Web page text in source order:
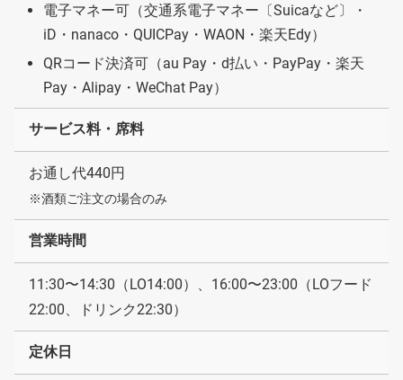
電子マネー可（交通系電子マネー〔Suicaなど〕・
iD・nanaco・QUICPay・WAON・楽天Edy）
QRコード決済可（au Pay・d払い・PayPay・楽天
Pay・Alipay・WeChat Pay）
サービス料・席料
お通し代440円
※酒類ご注文の場合のみ
営業時間
11:30〜14:30（LO14:00）、16:00〜23:00（LOフード
22:00、ドリンク22:30）
定休日